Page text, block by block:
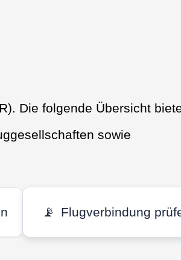
Die folgende Übersicht
sowie
📡 Flugverbindung